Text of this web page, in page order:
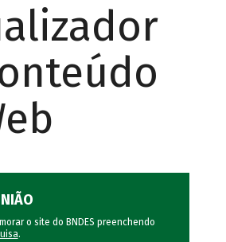
o site do BNDES preenchendo
.